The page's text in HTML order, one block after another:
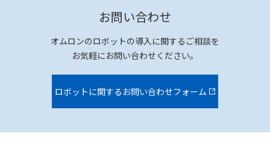
お問い合わせ
オムロンのロボットの導入に関するご相談を
お気軽にお問い合わせください。
ロボットに関するお問い合わせフォーム